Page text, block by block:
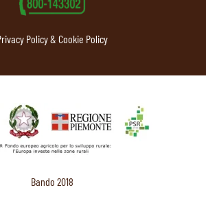
Policy & Cookie Policy
Bando 2018